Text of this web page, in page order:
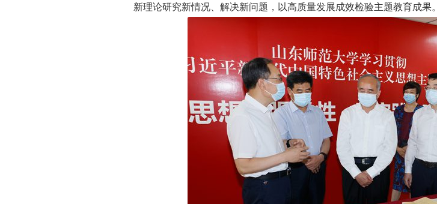
新理论研究新情况、解决新问题，以高质量发展成效检验主题教育成果。